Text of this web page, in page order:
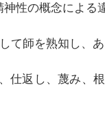
性の概念による
て師を熟知し、
仕返し、蔑み、